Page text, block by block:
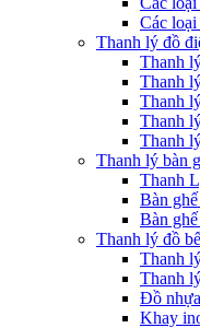
Các
Thanh lý đồ
Thanh
Thanh
Thanh
Thanh
Thanh
Thanh lý bàn
Thanh
Bàn ghế
Bàn
Thanh lý đồ
Thanh
Thanh
Đồ
Khay